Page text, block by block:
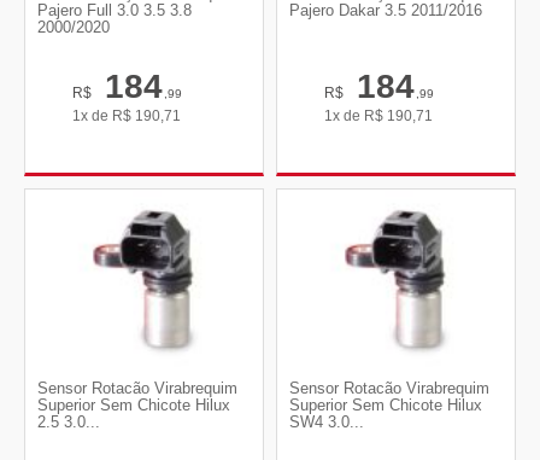
Pajero Full 3.0 3.5 3.8
2000/2020
R$ 184,99
1x de R$ 190,71
Pajero Dakar 3.5 2011/2016
R$ 184,99
1x de R$ 190,71
Sensor Rotacão Virabrequim
Superior Sem Chicote Hilux
2.5 3.0...
Sensor Rotacão Virabrequim
Superior Sem Chicote Hilux
SW4 3.0...